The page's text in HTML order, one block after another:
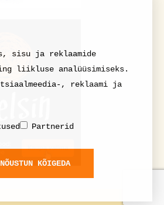
sisu ja reklaamide
liikluse analüüsimiseks.
, reklaami ja
Partnerid
NÕUSTUN KÕIGEDA